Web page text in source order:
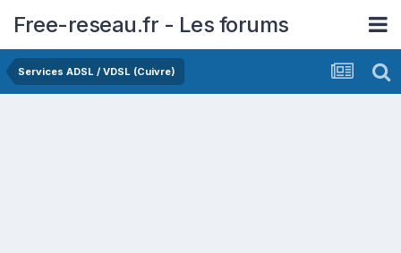
Free-reseau.fr - Les forums
Services ADSL / VDSL (Cuivre)